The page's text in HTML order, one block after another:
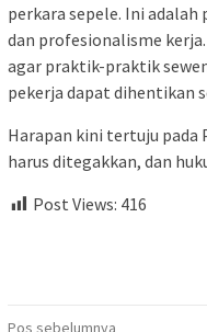
perkara sepele. Ini
dan profesionalisme
agar praktik-praktik
pekerja dapat dihentikan
Harapan kini tertuju pada
harus ditegakkan, dan
Post Views: 416
Pos sebelumnya